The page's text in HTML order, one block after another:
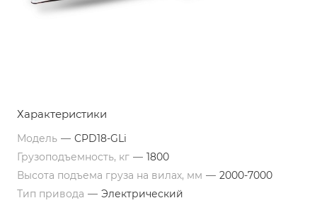
Характеристики
Модель — CPD18-GLi
Грузоподъемность, кг — 1800
Высота подъема груза на вилах, мм — 2000-7000
Тип привода — Электрический